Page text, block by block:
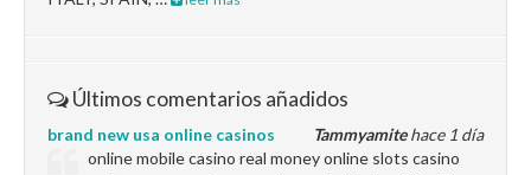
Últimos comentarios añadidos
Tammyamitehace 1 día
brand new usa online casinos
online mobile casino real money online slots casino